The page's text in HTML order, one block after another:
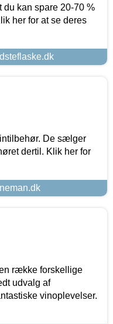
du kan spare 20-70 %
her for at se deres
De sælger
dertil. Klik her for
række forskellige
udvalg af
vinoplevelser.